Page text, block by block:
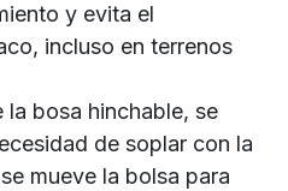
y evita el
incluso en terrenos
la bosa hinchable, se
de soplar con la
mueve la bolsa para